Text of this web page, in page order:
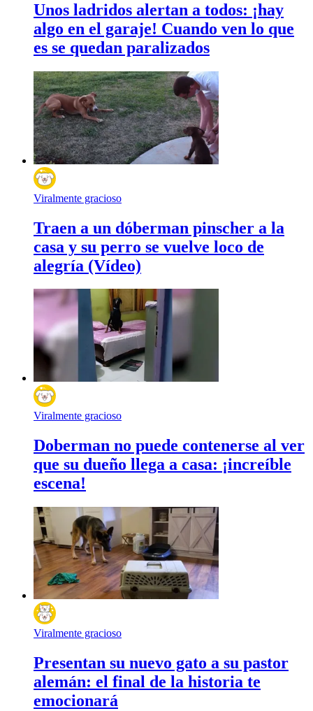
Unos ladridos alertan a todos: ¡hay
algo en el garaje! Cuando ven lo que
es se quedan paralizados
Viralmente gracioso
Traen a un dóberman pinscher a la
casa y su perro se vuelve loco de
alegría (Vídeo)
Viralmente gracioso
Doberman no puede contenerse al ver
que su dueño llega a casa: ¡increíble
escena!
Viralmente gracioso
Presentan su nuevo gato a su pastor
alemán: el final de la historia te
emocionará